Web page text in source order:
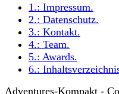
1.: Impressum.
2.: Datenschutz.
3.: Kontakt.
4.: Team.
5.: Awards.
6.:
Adventures-Kompakt -